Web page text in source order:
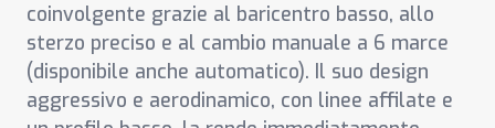
coinvolgente grazie al baricentro basso, allo
sterzo preciso e al cambio manuale a 6 marce
(disponibile anche automatico). Il suo design
aggressivo e aerodinamico, con linee affilate e